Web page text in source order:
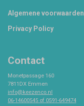
Footer
Algemene voorwaarden
Privacy Policy
Contact
Monetpassage 160
7811DX Emmen
info@keezenco.nl
06-14600545 of 0591-649474